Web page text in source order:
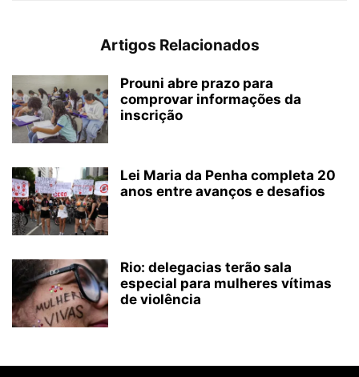
Artigos Relacionados
Prouni abre prazo para
comprovar informações da
inscrição
Lei Maria da Penha completa 20
anos entre avanços e desafios
Rio: delegacias terão sala
especial para mulheres vítimas
de violência